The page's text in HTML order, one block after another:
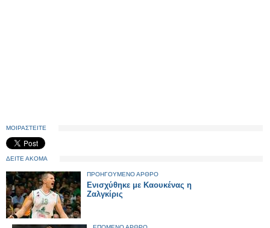
ΜΟΙΡΑΣΤΕΙΤΕ
ΔΕΙΤΕ ΑΚΟΜΑ
ΠΡΟΗΓΟΥΜΕΝΟ ΑΡΘΡΟ
Ενισχύθηκε με Καουκένας η
Ζαλγκίρις